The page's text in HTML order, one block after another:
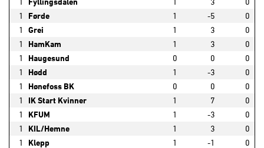
1
Førde 1 -5
0
1
Grei 1 3
0
1
HamKam 1 3
0
1
Haugesund 0 0
0
1
Hødd 1 -3
0
1
Hønefoss BK 0 0
0
1
IK Start Kvinner 1 7
0
1
KFUM 1 -3
0
1
KIL/Hemne 1 3
0
1
Klepp 1 -1
0